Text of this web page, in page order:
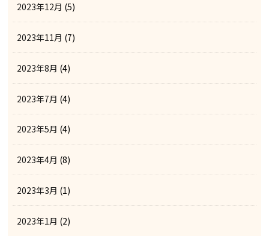
2023年12月 (5)
2023年11月 (7)
2023年8月 (4)
2023年7月 (4)
2023年5月 (4)
2023年4月 (8)
2023年3月 (1)
2023年1月 (2)